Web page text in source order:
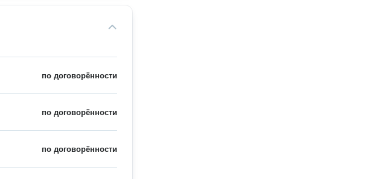
по договорённости
по договорённости
по договорённости